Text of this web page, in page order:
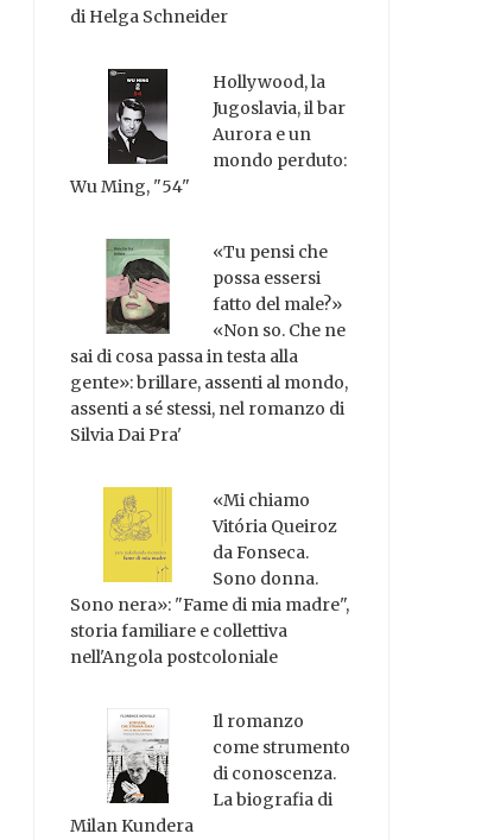
di Helga Schneider
Hollywood, la
Jugoslavia, il bar
Aurora e un
mondo perduto:
Wu Ming, "54"
«Tu pensi che
possa essersi
fatto del male?»
«Non so. Che ne
sai di cosa passa in testa alla
gente»: brillare, assenti al mondo,
assenti a sé stessi, nel romanzo di
Silvia Dai Pra'
«Mi chiamo
Vitória Queiroz
da Fonseca.
Sono donna.
Sono nera»: "Fame di mia madre",
storia familiare e collettiva
nell'Angola postcoloniale
Il romanzo
come strumento
di conoscenza.
La biografia di
Milan Kundera